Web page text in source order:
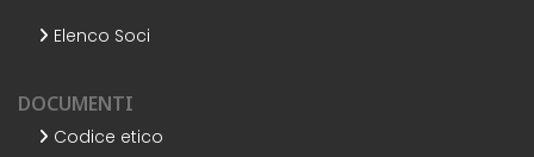
Elenco Soci
DOCUMENTI
Codice etico